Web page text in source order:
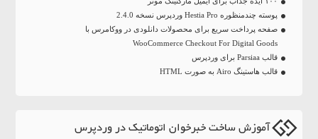
پوسته چندمنظوره Hestia Pro وردپرس نسخه 2.4.0
صفحه پرداخت سریع برای محصولات دانلودی در ووکامرس با
WooCommerce Checkout For Digital Goods
قالب Parsiaa برای وردپرس
قالب هاستینگ Airo به صورت HTML
آموزش ساخت خبرخوان اتوماتیک در وردپرس